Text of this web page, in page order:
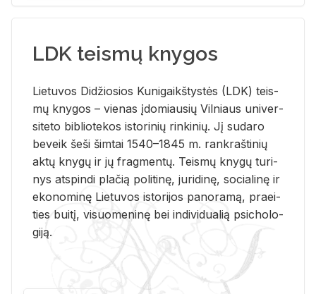
LDK teismų knygos
Lie­tu­vos Di­džio­sios Ku­ni­gaikš­tys­tės (LDK) teis­
mų kny­gos – vie­nas įdo­miau­sių Vil­niaus uni­ver­
si­te­to bi­b­lio­te­kos is­to­ri­nių rin­ki­nių. Jį su­da­ro
be­veik šeši šim­tai 1540–1845 m. rank­raš­ti­nių
aktų kny­gų ir jų frag­men­tų. Teis­mų kny­gų tu­ri­
nys at­spin­di pla­čią po­li­ti­nę, ju­ri­di­nę, so­cia­li­nę ir
eko­no­mi­nę Lie­tu­vos is­to­ri­jos pa­no­ra­mą, pra­ei­
ties bui­tį, vi­suo­me­ni­nę bei in­di­vi­dua­lią psi­cho­lo­
gi­ją.